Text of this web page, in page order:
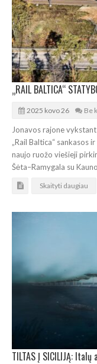
2025 kovo 26 Be
Jonavos rajone
„Rail Baltica“ sankasos
naujo ruožo viešieji
Šėta–Ramygala su Kauno
Skaityti daugiau